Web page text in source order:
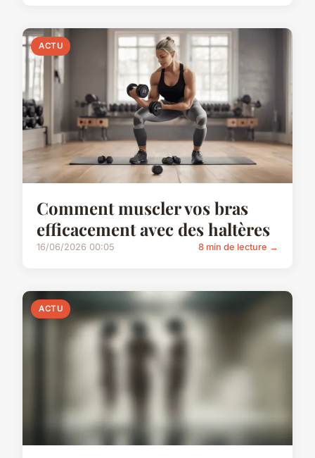
ACTU
Comment muscler vos bras
efficacement avec des haltères
16/06/2026 00:05 8 min de lecture →
ACTU